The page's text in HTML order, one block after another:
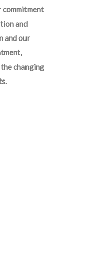
and
and our
changing